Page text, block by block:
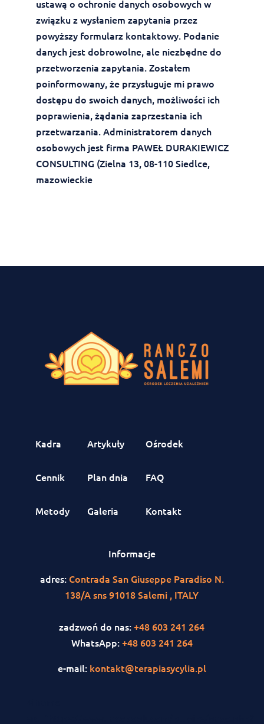
ustawą o ochronie danych osobowych w
związku z wysłaniem zapytania przez
powyższy formularz kontaktowy. Podanie
danych jest dobrowolne, ale niezbędne do
przetworzenia zapytania. Zostałem
poinformowany, że przysługuje mi prawo
dostępu do swoich danych, możliwości ich
poprawienia, żądania zaprzestania ich
przetwarzania. Administratorem danych
osobowych jest firma PAWEŁ DURAKIEWICZ
CONSULTING (Zielna 13, 08-110 Siedlce,
mazowieckie
Kadra Artykuły Ośrodek
Cennik Plan dnia FAQ
Metody Galeria Kontakt
Informacje
adres: Contrada San Giuseppe Paradiso N.
138/A sns 91018 Salemi , ITALY
zadzwoń do nas:+48 603 241 264
WhatsApp:+48 603 241 264
e-mail: kontakt@terapiasycylia.pl